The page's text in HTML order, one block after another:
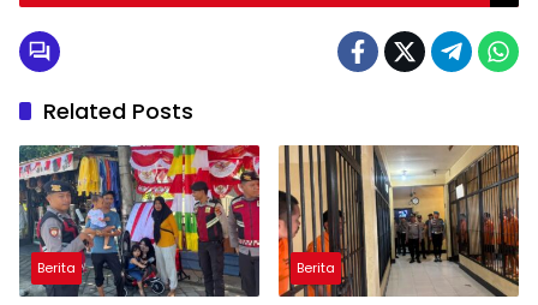
Related Posts
Berita Berita